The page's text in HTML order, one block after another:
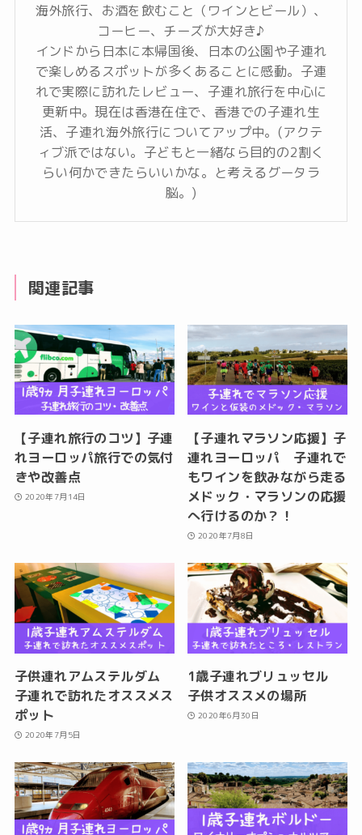
海外旅行、お酒を飲むこと（ワインとビール）、
コーヒー、チーズが大好き♪
インドから日本に本帰国後、日本の公園や子連れ
で楽しめるスポットが多くあることに感動。子連
れで実際に訪れたレビュー、子連れ旅行を中心に
更新中。現在は香港在住で、香港での子連れ生
活、子連れ海外旅行についてアップ中。(アクテ
ィブ派ではない。子どもと一緒なら目的の2割く
らい何かできたらいいかな。と考えるグータラ
脳。)
関連記事
【子連れ旅行のコツ】子連
れヨーロッパ旅行での気付
きや改善点
2020年7月14日
【子連れマラソン応援】子
連れヨーロッパ 子連れで
もワインを飲みながら走る
メドック・マラソンの応援
へ行けるのか？！
2020年7月8日
子供連れアムステルダム
子連れで訪れたオススメス
ポット
2020年7月5日
1歳子連れブリュッセル
子供オススメの場所
2020年6月30日